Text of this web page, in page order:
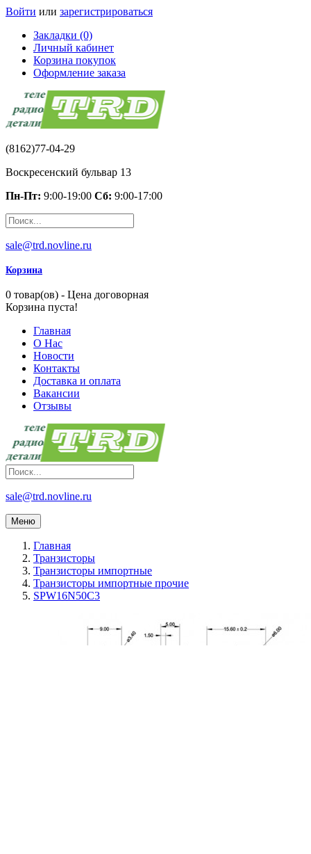
Войти или зарегистрироваться
Закладки (0)
Личный кабинет
Корзина покупок
Оформление заказа
(8162)77-04-29
Воскресенский бульвар 13
Пн-Пт: 9:00-19:00 Сб: 9:00-17:00
sale@trd.novline.ru
Корзина
0 товар(ов) - Цена договорная
Корзина пуста!
Главная
О Нас
Новости
Контакты
Доставка и оплата
Вакансии
Отзывы
sale@trd.novline.ru
Меню
Главная
Транзисторы
Транзисторы импортные
Транзисторы импортные прочие
SPW16N50C3